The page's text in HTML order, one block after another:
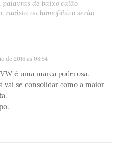
de baixo calão
racista ou homofóbico serão
de 2016 às 08:54
é uma marca poderosa.
vai se consolidar como a maior